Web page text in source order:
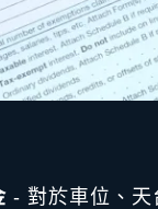
- 對於車位、天